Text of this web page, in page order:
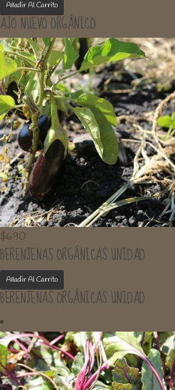
Añadir Al Carrito
AJO NUEVO ORGÁNICO
$690
BERENJENAS ORGÁNICAS UNIDAD
Añadir Al Carrito
BERENJENAS ORGÁNICAS UNIDAD